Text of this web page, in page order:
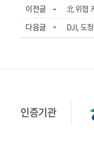
이전글
北 위협
다음글
DJI, 도
인증기관